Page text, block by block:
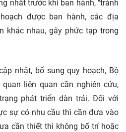
nhất trước khi ban hành, "tránh
được ban hành, các địa
khác nhau, gây phức tạp trong
nhật, bổ sung quy hoạch, Bộ
liên quan cần nghiên cứu,
phát triển dàn trải. Đối với
sự có nhu cầu thì cần đưa vào
cần thiết thì không bố trí hoặc